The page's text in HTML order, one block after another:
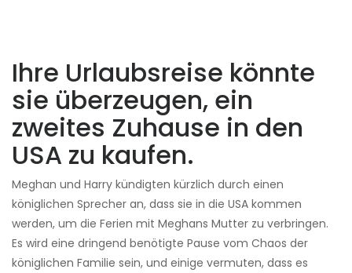
Ihre Urlaubsreise könnte
sie überzeugen, ein
zweites Zuhause in den
USA zu kaufen.
Meghan und Harry kündigten kürzlich durch einen
königlichen Sprecher an, dass sie in die USA kommen
werden, um die Ferien mit Meghans Mutter zu verbringen.
Es wird eine dringend benötigte Pause vom Chaos der
königlichen Familie sein, und einige vermuten, dass es